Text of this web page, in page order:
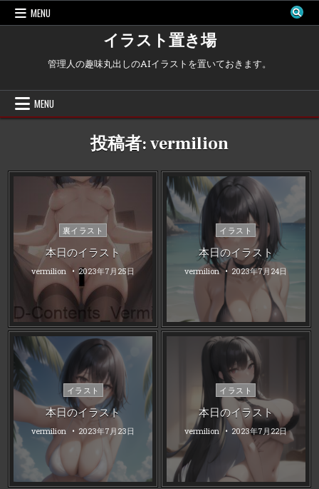
Skip
MENU
イラスト置き場
管理人の趣味丸出しのAIイラストを置いておきます。
MENU
投稿者:vermilion
Posted
裏イラスト
本日のイラスト
vermilion 2023年7月25日
Posted
in
イラスト
本日のイラスト
vermilion 2023年7月24日
Posted
in
イラスト
本日のイラスト
vermilion 2023年7月23日
Posted
in
イラスト
本日のイラスト
vermilion 2023年7月22日